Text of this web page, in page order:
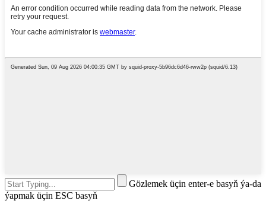
Gözlemek üçin enter-e basyň ýa-da
ýapmak üçin ESC basyň